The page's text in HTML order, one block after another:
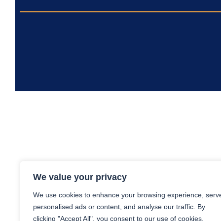
We value your privacy
We use cookies to enhance your browsing experience,
personalised ads or content, and analyse our traffic. By
clicking "Accept All", you consent to our use of cookies.